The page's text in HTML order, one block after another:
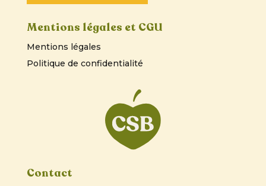
Mentions légales et CGU
Mentions légales
Politique de confidentialité
Contact